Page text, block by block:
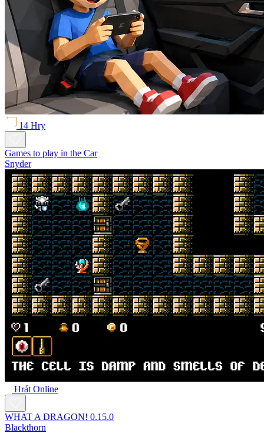
14 Hry
Games to play in the Car
Snyder
Hrát Online
WHAT A DRAGON! 0.15.0
Blackthorn